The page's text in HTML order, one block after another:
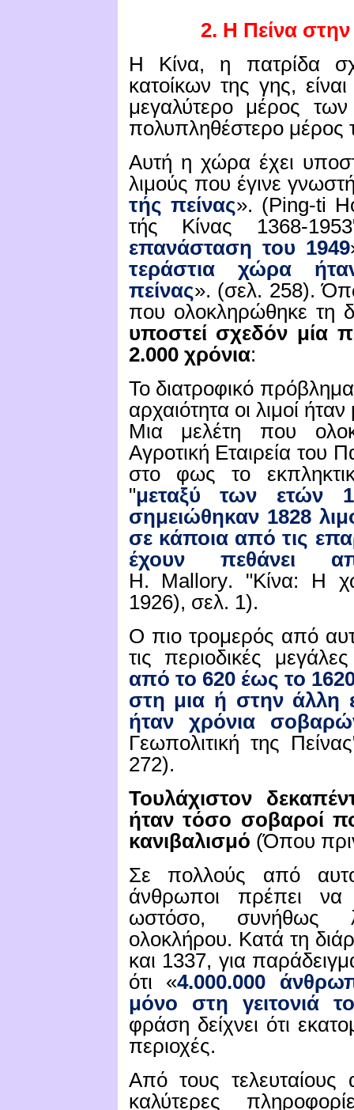
2. Η Πείνα
Η Κίνα, η πατρίδα
κατοίκων της γης,
μεγαλύτερο μέρος
πολυπληθέστερο μέρος
Αυτή η χώρα έχει
λιμούς που έγινε
τής πείνας». (Ping-ti
τής Κίνας 1368-
επανάσταση του 1949
τεράστια χώρα
πείνας». (σελ. 258).
που ολοκληρώθηκε τη
υποστεί σχεδόν μία
2.000 χρόνια:
Το διατροφικό
αρχαιότητα οι λιμοί
Μια μελέτη που
Αγροτική Εταιρεία του
στο φως το
"μεταξύ των ετών
σημειώθηκαν 1828
σε κάποια από τις
έχουν πεθάνει
H. Mallory.
"Κίνα: Η
1926), σελ. 1).
Ο πιο τρομερός από
τις περιοδικές
από το 620 έως το
στη μια ή στην άλλη
ήταν χρόνια
Γεωπολιτική της
272).
Τουλάχιστον
ήταν τόσο σοβαροί
κανιβαλισμό (Όπου
Σε πολλούς από
άνθρωποι πρέπει να
ωστόσο,
ολοκλήρου. Κατά τη
και 1337, για
ότι
«4.000.000
μόνο στη γειτονιά
φράση δείχνει ότι
περιοχές.
Από τους
καλύτερες